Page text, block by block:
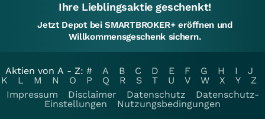
Ihre Lieblingsaktie geschenkt!
Jetzt Depot bei SMARTBROKER+ eröffnen und
Willkommensgeschenk sichern.
Aktien von A - Z: # A B C D E F G H I
J
K
L M N O P Q R S T U V W X Y
Z
Impressum
Disclaimer Datenschutz
Datenschutz-
Einstellungen
Nutzungsbedingungen